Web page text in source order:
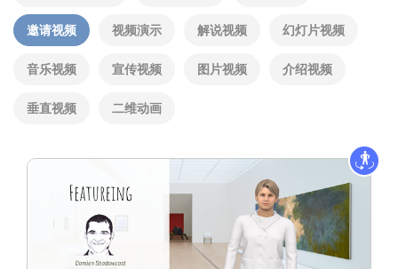
邀请视频 视频演示 解说视频 幻灯片视频
音乐视频 宣传视频 图片视频 介绍视频
垂直视频 二维动画